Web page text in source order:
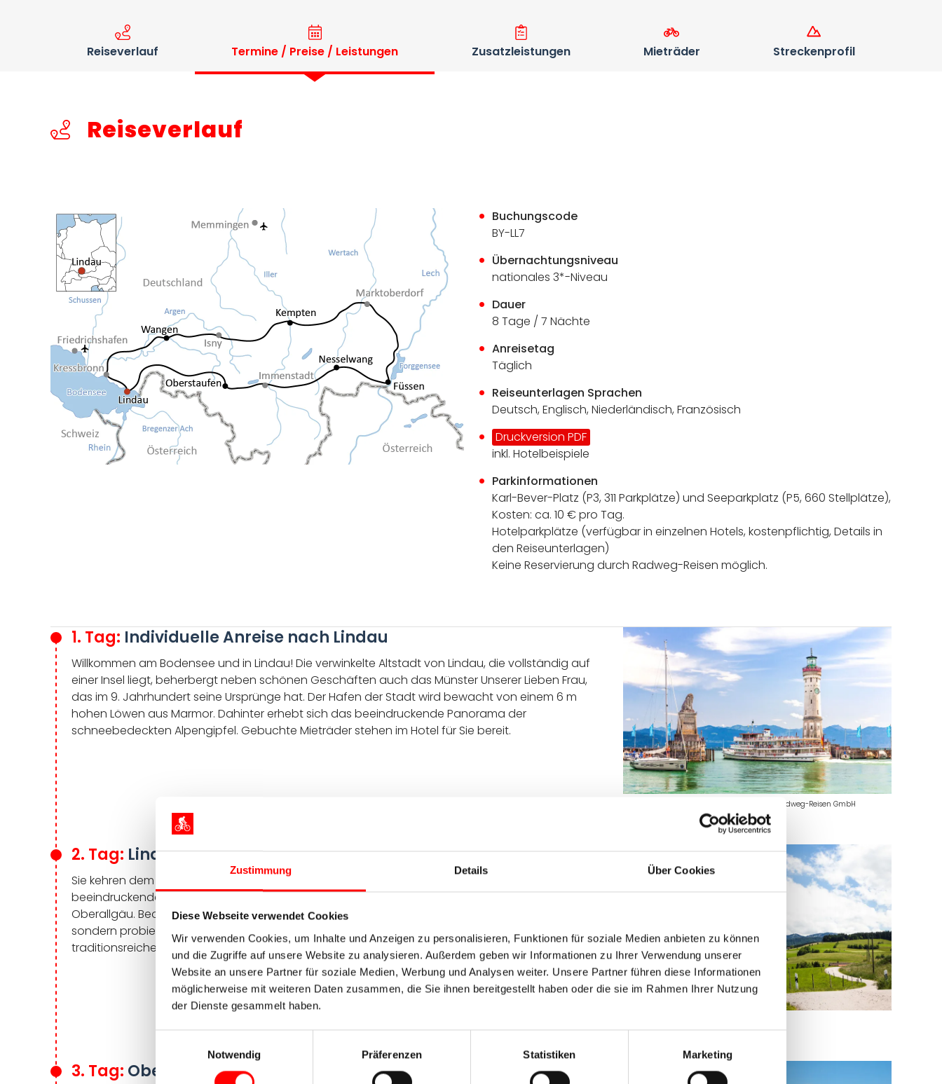
Zustimmung Details Über Cookies
Diese Webseite verwendet Cookies
Wir verwenden Cookies, um Inhalte und Anzeigen zu personalisieren, Funktionen für soziale Medien anbieten zu können
und die Zugriffe auf unsere Website zu analysieren. Außerdem geben wir Informationen zu Ihrer Verwendung unserer
Website an unsere Partner für soziale Medien, Werbung und Analysen weiter. Unsere Partner führen diese Informationen
möglicherweise mit weiteren Daten zusammen, die Sie ihnen bereitgestellt haben oder die sie im Rahmen Ihrer Nutzung
der Dienste gesammelt haben.
Notwendig
Präferenzen Statistiken Marketing
Reiseverlauf Termine / Preise / Leistungen Zusatzleistungen Mieträder Streckenprofil
Reiseverlauf
Buchungscode
BY-LL7
Übernachtungsniveau
nationales 3*-Niveau
Dauer
8 Tage / 7 Nächte
Anreisetag
Täglich
Reiseunterlagen Sprachen
Deutsch, Englisch, Niederländisch, Französisch
Druckversion PDF
inkl. Hotelbeispiele
Parkinformationen
Karl-Bever-Platz (P3, 311 Parkplätze) und Seeparkplatz (P5, 660 Stellplätze),
Kosten: ca. 10 € pro Tag.
Hotelparkplätze (verfügbar in einzelnen Hotels, kostenpflichtig, Details in
den Reiseunterlagen)
Keine Reservierung durch Radweg-Reisen möglich.
1. Tag: Individuelle Anreise nach Lindau
Willkommen am Bodensee und in Lindau! Die verwinkelte Altstadt von Lindau, die vollständig auf
einer Insel liegt, beherbergt neben schönen Geschäften auch das Münster Unserer Lieben Frau,
das im 9. Jahrhundert seine Ursprünge hat. Der Hafen der Stadt wird bewacht von einem 6 m
hohen Löwen aus Marmor. Dahinter erhebt sich das beeindruckende Panorama der
schneebedeckten Alpengipfel. Gebuchte Mieträder stehen im Hotel für Sie bereit.
©© Thomas Bichler, Radweg-Reisen GmbH
2. Tag: Lindau – Oberstaufen, ca. 55 km
Sie kehren dem Bodensee den Rücken. Mit etwas Wetterglück eröffnet sich Ihnen bereits hier ein
beeindruckender Panoramablick auf die Alpen. Ihr heutiges Ziel ist Oberstaufen, ein Markt im
Oberallgäu. Beobachten Sie in der Schaukäserei nicht nur, wie der leckere Käse hergestellt wird,
sondern probieren Sie ihn am besten auch gleich. Genießen Sie die gemütliche Stimmung in der
traditionsreichen Region des bayerischen Alpenvorlandes.
3. Tag: Oberstaufen – Nesselwang, ca. 50 km